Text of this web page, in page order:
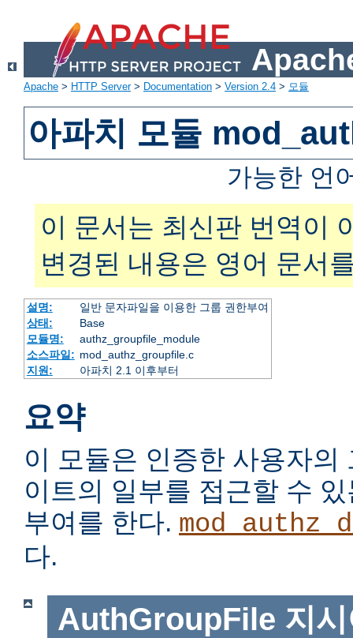
Apache > HTTP Server> Documentation > Version 2.4 > 모듈
아파치 모듈
가능한 언
이 문서는 최신판 번역이
변경된 내용은 영어 문서
설명:
일반 문자파일을 이용한 그룹 권한부여
상태:
Base
모듈명:
authz_groupfile_module
소스파일: mod_authz_groupfile.c
지원:
아파치 2.1 이후부터
요약
이 모듈은 인증한 사용자의
이트의 일부를 접근할 수
부여를 한다.
다.
AuthGroupFile 지